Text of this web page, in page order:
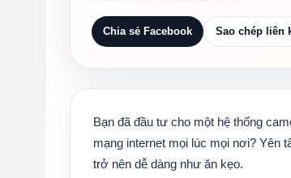
Chia sẻ Facebook Sao chép liên
Bạn đã đầu tư cho một hệ thống
mạng internet mọi lúc mọi nơi? Yên
trở nên dễ dàng như ăn kẹo.